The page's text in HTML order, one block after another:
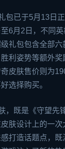
包已于5月13日
6月2日，不同
礼包包含全部六
利姿势等额外
皮肤售价则为
选择购买。
，既是《守望先
皮肤设计上的一
打造话题点，既